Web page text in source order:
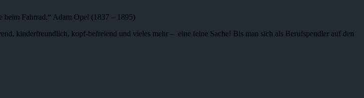
beim Fahrrad.“ Adam Opel (1837 – 1895)
kinderfreundlich, kopf-befreiend und vieles mehr – eine feine Sache! Bis man sich als Berufspendler auf den